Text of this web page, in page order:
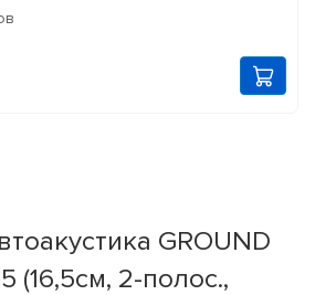
GROUND
(16,5см, 2-полос.,